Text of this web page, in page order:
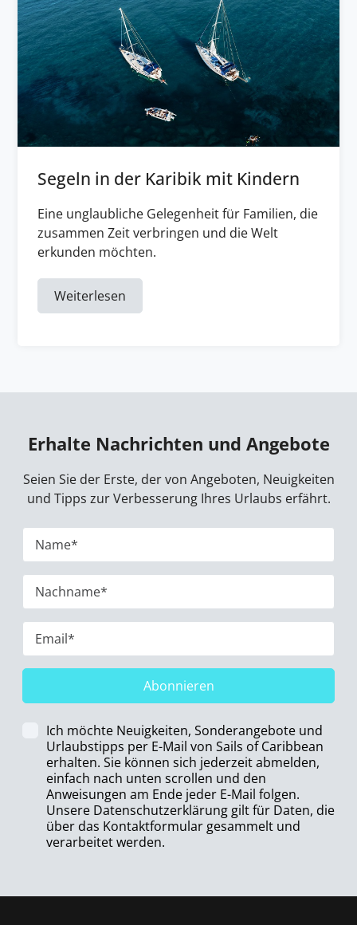
Segeln in der Karibik mit Kindern
Eine unglaubliche Gelegenheit für Familien, die
zusammen Zeit verbringen und die Welt
erkunden möchten.
Weiterlesen
Erhalte Nachrichten und Angebote
Seien Sie der Erste, der von Angeboten, Neuigkeiten
und Tipps zur Verbesserung Ihres Urlaubs erfährt.
Abonnieren
Ich möchte Neuigkeiten, Sonderangebote und
Urlaubstipps per E-Mail von Sails of Caribbean
erhalten. Sie können sich jederzeit abmelden,
einfach nach unten scrollen und den
Anweisungen am Ende jeder E-Mail folgen.
Unsere Datenschutzerklärung gilt für Daten, die
über das Kontaktformular gesammelt und
verarbeitet werden.